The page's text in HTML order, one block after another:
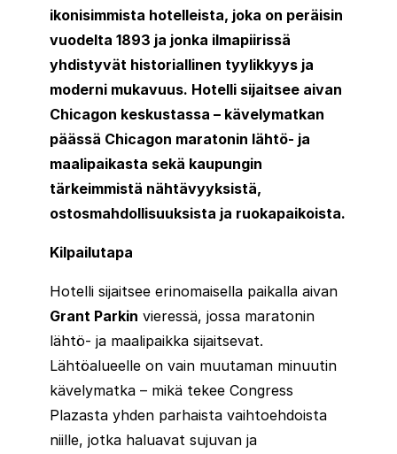
ikonisimmista hotelleista, joka on peräisin
vuodelta 1893 ja jonka ilmapiirissä
yhdistyvät historiallinen tyylikkyys ja
moderni mukavuus. Hotelli sijaitsee aivan
Chicagon keskustassa – kävelymatkan
päässä Chicagon maratonin lähtö- ja
maalipaikasta sekä kaupungin
tärkeimmistä nähtävyyksistä,
ostosmahdollisuuksista ja ruokapaikoista.
Kilpailutapa
Hotelli sijaitsee erinomaisella paikalla aivan
Grant Parkin vieressä, jossa maratonin
lähtö- ja maalipaikka sijaitsevat.
Lähtöalueelle on vain muutaman minuutin
kävelymatka – mikä tekee Congress
Plazasta yhden parhaista vaihtoehdoista
niille, jotka haluavat sujuvan ja